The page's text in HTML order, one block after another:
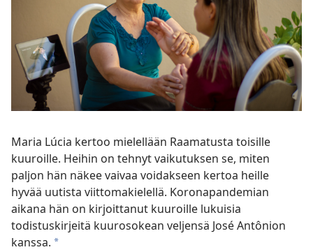
Maria Lúcia kertoo mielellään Raamatusta toisille
kuuroille. Heihin on tehnyt vaikutuksen se, miten
paljon hän näkee vaivaa voidakseen kertoa heille
hyvää uutista viittomakielellä. Koronapandemian
aikana hän on kirjoittanut kuuroille lukuisia
todistuskirjeitä kuurosokean veljensä José Antônion
kanssa. a